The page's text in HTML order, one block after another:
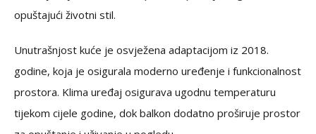
opuštajući životni stil.
Unutrašnjost kuće je osvježena adaptacijom iz 2018.
godine, koja je osigurala moderno uređenje i funkcionalnost
prostora. Klima uređaj osigurava ugodnu temperaturu
tijekom cijele godine, dok balkon dodatno proširuje prostor